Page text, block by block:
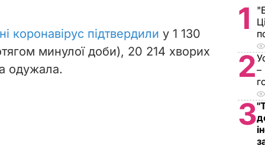
коронавірус підтвердили у 1 130
минулої доби), 20 214 хворих
одужала.
1
2–
3